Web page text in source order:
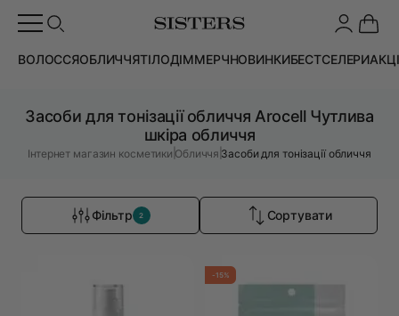
ВОЛОССЯОБЛИЧЧЯТІЛОДІММЕРЧНОВИНКИБЕСТСЕЛЕРИ
Засоби для тонізації обличчя Arocell Чутлива
шкіра обличчя
Інтернет магазин косметики |Обличчя |Засоби для тонізації обличчя
Фільтр 2 Сортувати
-15%